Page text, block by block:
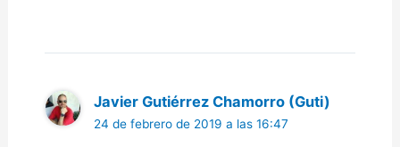
Javier Gutiérrez Chamorro (Guti)
24 de febrero de 2019 a las 16:47